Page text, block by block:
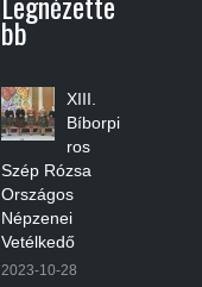
Bb
XIII.
Bíborpi
ros
Szép Rózsa
Országos
Népzenei
Vetélkedő
2023-10-28